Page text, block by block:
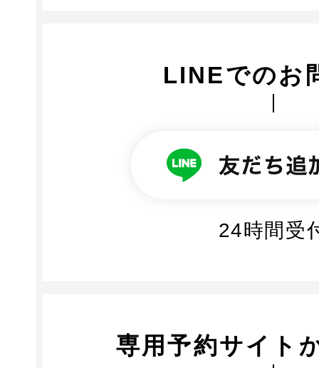
LINEでのお
24時間受
専用予約サイト